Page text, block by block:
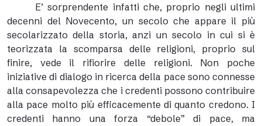
E’ sorprendente infatti che, proprio negli ultimi
decenni del Novecento, un secolo che appare il più
secolarizzato della storia, anzi un secolo in cui si è
teorizzata la scomparsa delle religioni, proprio sul
finire, vede il rifiorire delle religioni. Non poche
iniziative di dialogo in ricerca della pace sono connesse
alla consapevolezza che i credenti possono contribuire
alla pace molto più efficacemente di quanto credono. I
credenti hanno una forza “debole” di pace, ma